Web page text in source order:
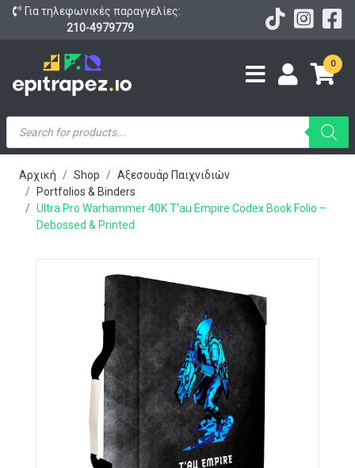
Για τηλεφωνικές παραγγελίες:
210-4979779
0
Products
search
Αρχική Shop
Αξεσουάρ Παιχνιδιών
Portfolios & Binders
Ultra Pro Warhammer 40K T’au Empire Codex Book Folio –
Debossed & Printed